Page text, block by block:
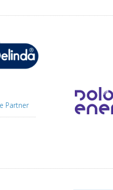
Partner